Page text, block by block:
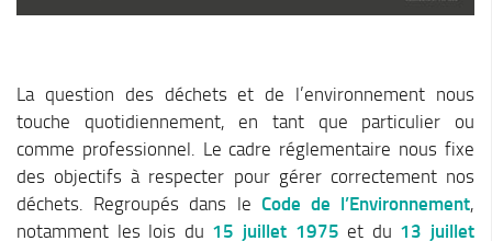
Plan Climat
Transition énergétique
Espace Conseil France Rénov’
Matheysine Rénovation : l’aide locale pour vos travaux
La question des déchets et de l’environnement nous
touche quotidiennement, en tant que particulier ou
comme professionnel. Le cadre réglementaire nous fixe
des objectifs à respecter pour gérer correctement nos
déchets. Regroupés dans le Code de l’Environnement,
notamment les lois du 15 juillet 1975 et du 13 juillet